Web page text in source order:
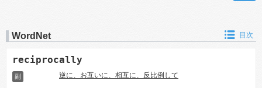
WordNet 目次
reciprocally
副 逆に、お互いに、相互に、反比例して